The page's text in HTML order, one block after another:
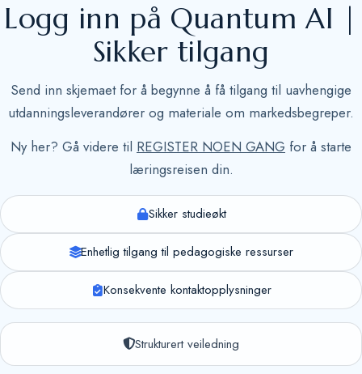
Logg inn på Quantum AI |
Sikker tilgang
Send inn skjemaet for å begynne å få tilgang til uavhengige
utdanningsleverandører og materiale om markedsbegreper.
Ny her? Gå videre til REGISTER NOEN GANG for å starte
læringsreisen din.
Sikker studieøkt
Enhetlig tilgang til pedagogiske ressurser
Konsekvente kontaktopplysninger
Strukturert veiledning